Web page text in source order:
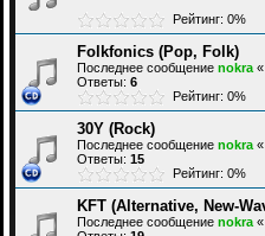
Рейтинг: 0%
Folkfonics (Pop, Folk)
Последнее сообщение nokra «
Ответы: 6
Рейтинг: 0%
30Y (Rock)
Последнее сообщение nokra «
Ответы: 15
Рейтинг: 0%
KFT (Alternative, New-
Последнее сообщение nokra «